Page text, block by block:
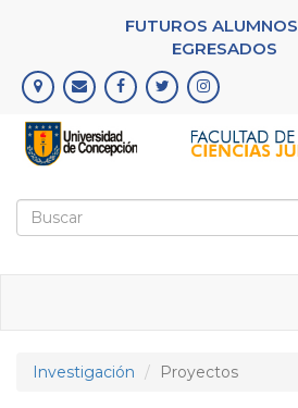
principal
FUTUROS ALUMNOS
EGRESADOS
Formulario
Investigación Proyectos